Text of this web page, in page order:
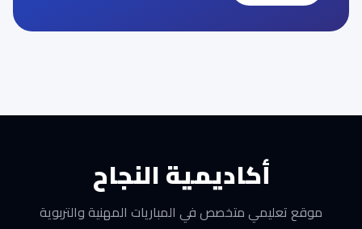
أكاديمية النجاح
موقع تعليمي متخصص في المباريات المهنية والتربوية